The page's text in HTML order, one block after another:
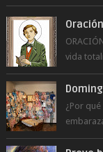
vida
a la
¿Por
día le